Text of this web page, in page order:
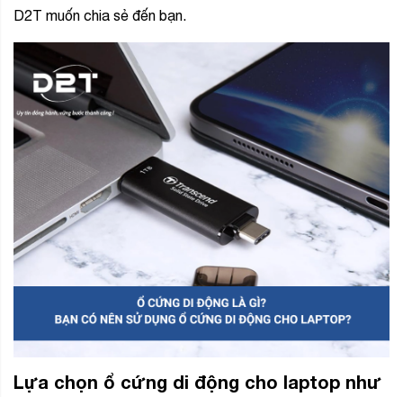
D2T muốn chia sẻ đến bạn.
Lựa chọn ổ cứng di động cho laptop như